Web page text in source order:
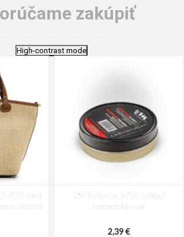
zakúpiť
High-contrast mode
420 Sand
béžová
VM Footwear 3750 Leštiaci
karnaubský vosk
2,39 €